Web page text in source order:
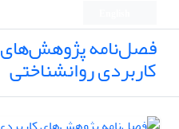
فصل‌نامه پژوهش‌های
کاربردی روانشناختی